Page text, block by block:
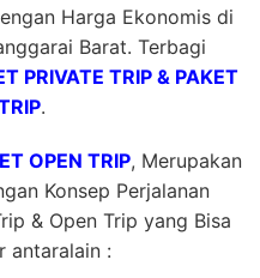
Harga Ekonomis di
Barat. Terbagi
PRIVATE TRIP & PAKET
.
OPEN TRIP, Merupakan
Konsep Perjalanan
& Open Trip yang Bisa
antaralain :